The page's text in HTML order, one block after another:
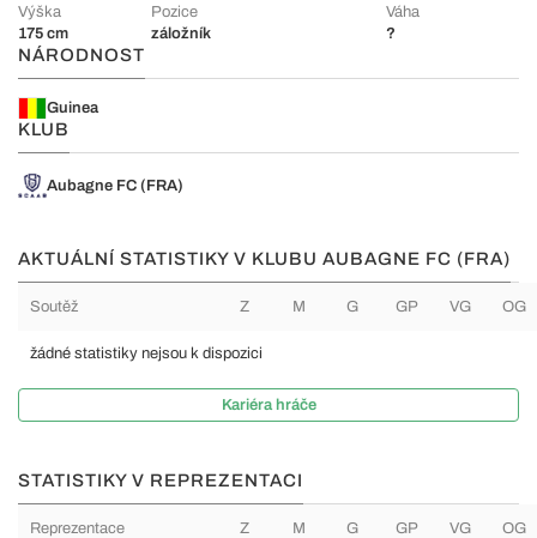
Výška
175 cm
Pozice
záložník
Váha
?
NÁRODNOST
Guinea
KLUB
Aubagne FC (FRA)
AKTUÁLNÍ STATISTIKY V KLUBU AUBAGNE FC (FRA)
Soutěž Z M G GP VG OG
žádné statistiky nejsou k dispozici
Kariéra hráče
STATISTIKY V REPREZENTACI
Reprezentace Z M G GP VG OG